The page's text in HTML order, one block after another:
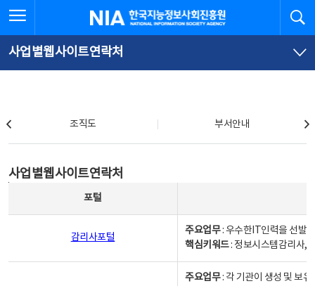
문
로
가
체
뉴
바
가
한국지능정보사회진흥원
사업별웹사이트연락처
조직도 부서안내
사업별웹사이트연락처
포털
감리사포털
주요업무: 우수한IT인력을 선발
핵심키워드: 정보시스템감리사,
주요업무: 각 기관이 생성 및 보